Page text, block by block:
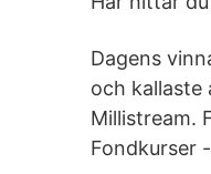
Dagens
och kallaste
Millistream.
Fondkurser